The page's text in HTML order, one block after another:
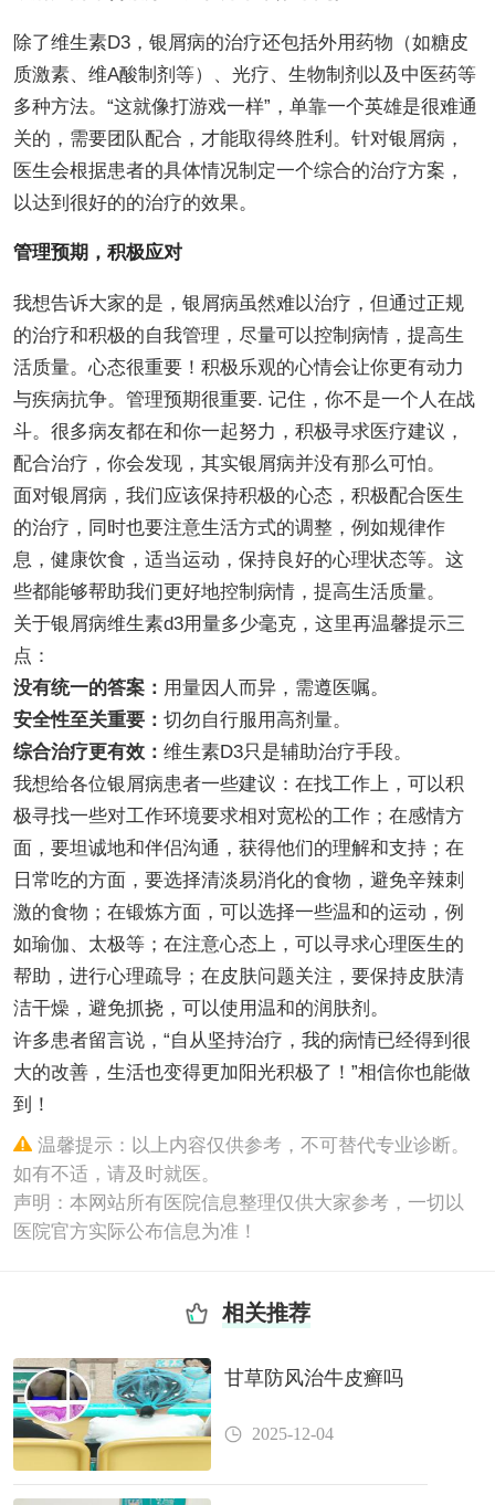
除了维生素D3，银屑病的治疗还包括外用药物（如糖皮
质激素、维A酸制剂等）、光疗、生物制剂以及中医药等
多种方法。“这就像打游戏一样”，单靠一个英雄是很难通
关的，需要团队配合，才能取得终胜利。针对银屑病，
医生会根据患者的具体情况制定一个综合的治疗方案，
以达到很好的的治疗的效果。
管理预期，积极应对
我想告诉大家的是，银屑病虽然难以治疗，但通过正规
的治疗和积极的自我管理，尽量可以控制病情，提高生
活质量。心态很重要！积极乐观的心情会让你更有动力
与疾病抗争。管理预期很重要. 记住，你不是一个人在战
斗。很多病友都在和你一起努力，积极寻求医疗建议，
配合治疗，你会发现，其实银屑病并没有那么可怕。
面对银屑病，我们应该保持积极的心态，积极配合医生
的治疗，同时也要注意生活方式的调整，例如规律作
息，健康饮食，适当运动，保持良好的心理状态等。这
些都能够帮助我们更好地控制病情，提高生活质量。
关于银屑病维生素d3用量多少毫克，这里再温馨提示三
点：
没有统一的答案： 用量因人而异，需遵医嘱。
安全性至关重要： 切勿自行服用高剂量。
综合治疗更有效： 维生素D3只是辅助治疗手段。
我想给各位银屑病患者一些建议：在找工作上，可以积
极寻找一些对工作环境要求相对宽松的工作；在感情方
面，要坦诚地和伴侣沟通，获得他们的理解和支持；在
日常吃的方面，要选择清淡易消化的食物，避免辛辣刺
激的食物；在锻炼方面，可以选择一些温和的运动，例
如瑜伽、太极等；在注意心态上，可以寻求心理医生的
帮助，进行心理疏导；在皮肤问题关注，要保持皮肤清
洁干燥，避免抓挠，可以使用温和的润肤剂。
许多患者留言说，“自从坚持治疗，我的病情已经得到很
大的改善，生活也变得更加阳光积极了！”相信你也能做
到！
温馨提示：以上内容仅供参考，不可替代专业诊断。
如有不适，请及时就医。
声明：本网站所有医院信息整理仅供大家参考，一切以
医院官方实际公布信息为准！
相关推荐
甘草防风治牛皮癣吗
2025-12-04